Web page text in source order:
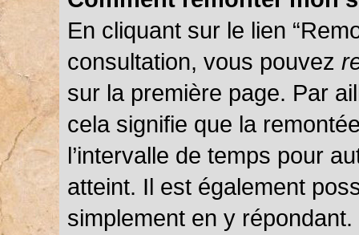
En cliquant sur le lien
consultation, vous pouvez
sur la première page. Par
cela signifie que la
l’intervalle de temps pour
atteint. Il est également
simplement en y